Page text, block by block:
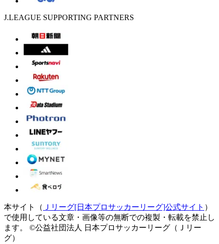
J.LEAGUE SUPPORTING PARTNERS
本サイト（ Ｊリーグ[日本プロサッカーリーグ]公式サイト ）
で使用している文章・画像等の無断での複製・転載を禁止し
ます。
©公益社団法人 日本プロサッカーリーグ（Ｊリー
グ）